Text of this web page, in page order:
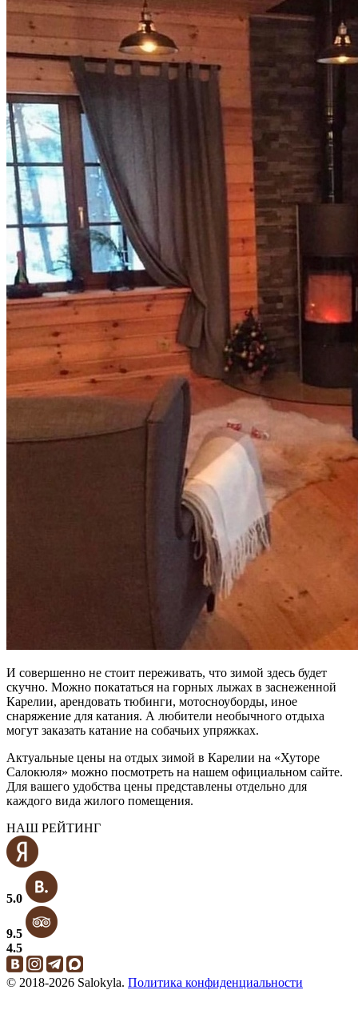
И совершенно не стоит переживать, что зимой здесь будет
скучно. Можно покататься на горных лыжах в заснеженной
Карелии, арендовать тюбинги, мотосноуборды, иное
снаряжение для катания. А любители необычного отдыха
могут заказать катание на собачьих упряжках.
Актуальные цены на отдых зимой в Карелии на «Хуторе
Салокюля» можно посмотреть на нашем официальном сайте.
Для вашего удобства цены представлены отдельно для
каждого вида жилого помещения.
НАШ РЕЙТИНГ
5.0
9.5
4.5
© 2018-2026 Salokyla. Политика конфиденциальности